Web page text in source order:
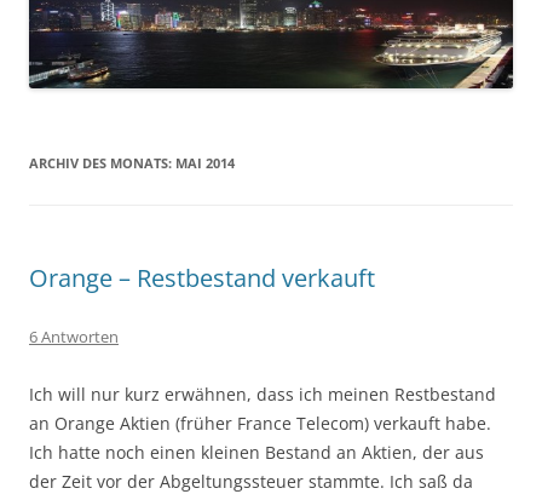
ARCHIV DES MONATS: MAI 2014
Orange – Restbestand verkauft
6 Antworten
Ich will nur kurz erwähnen, dass ich meinen Restbestand
an Orange Aktien (früher France Telecom) verkauft habe.
Ich hatte noch einen kleinen Bestand an Aktien, der aus
der Zeit vor der Abgeltungssteuer stammte. Ich saß da